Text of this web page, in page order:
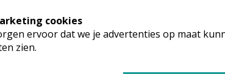
vinden geen weekendvieringen plaats. Via de
cookies
ervoor dat we je advertenties op maat
zien.